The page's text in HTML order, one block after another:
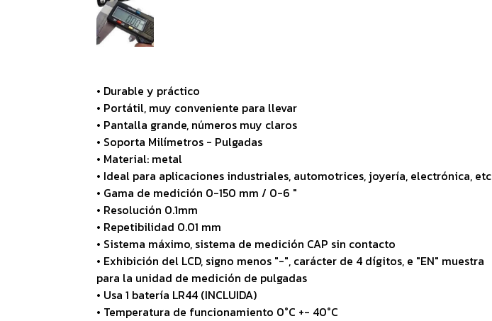
• Durable y práctico
• Portátil, muy conveniente para llevar
• Pantalla grande, números muy claros
• Soporta Milímetros - Pulgadas
• Material: metal
• Ideal para aplicaciones industriales, automotrices, joyería, electrónica, etc
• Gama de medición 0-150 mm / 0-6 "
• Resolución 0.1mm
• Repetibilidad 0.01 mm
• Sistema máximo, sistema de medición CAP sin contacto
• Exhibición del LCD, signo menos "-", carácter de 4 dígitos, e "EN" muestra
para la unidad de medición de pulgadas
• Usa 1 batería LR44 (INCLUIDA)
• Temperatura de funcionamiento 0°C +- 40°C